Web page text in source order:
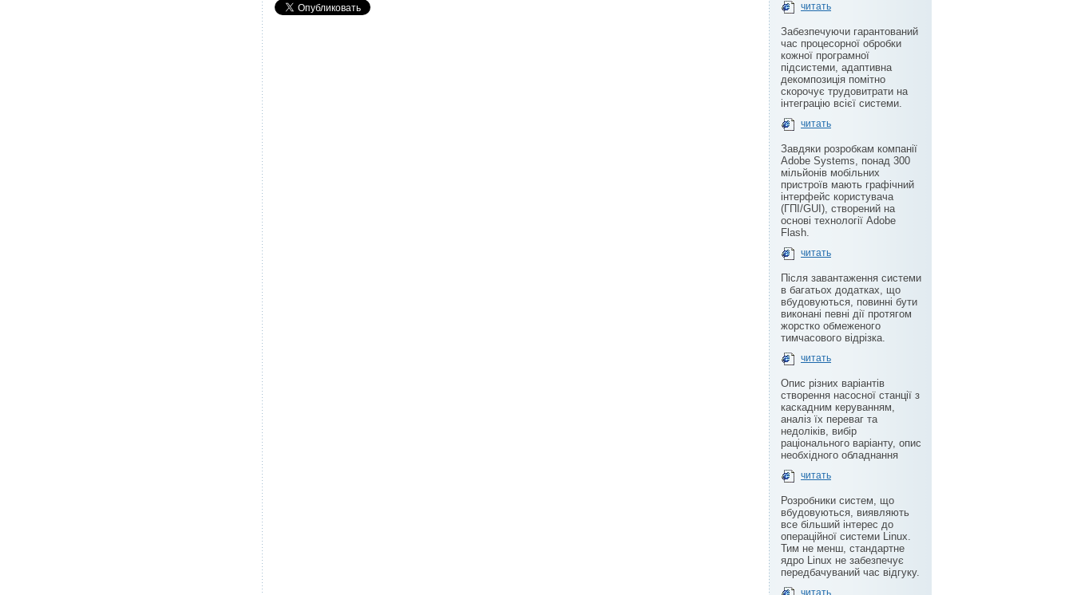
читать
Забезпечуючи гарантований
час процесорної обробки
кожної програмної
підсистеми, адаптивна
декомпозиція помітно
скорочує трудовитрати на
інтеграцію всієї системи.
читать
Завдяки розробкам компанії
Adobe Systems, понад 300
мільйонів мобільних
пристроїв мають графічний
інтерфейс користувача
(ГПІ/GUI), створений на
основі технології Adobe
Flash.
читать
Після завантаження системи
в багатьох додатках, що
вбудовуються, повинні бути
виконані певні дії протягом
жорстко обмеженого
тимчасового відрізка.
читать
Опис різних варіантів
створення насосної станції з
каскадним керуванням,
аналіз їх переваг та
недоліків, вибір
раціонального варіанту, опис
необхідного обладнання
читать
Розробники систем, що
вбудовуються, виявляють
все більший інтерес до
операційної системи Linux.
Тим не менш, стандартне
ядро Linux не забезпечує
передбачуваний час відгуку.
читать